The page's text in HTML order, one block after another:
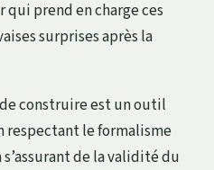
prend en charge ces
surprises après la
construire est un outil
respectant le formalisme
s’assurant de la validité du